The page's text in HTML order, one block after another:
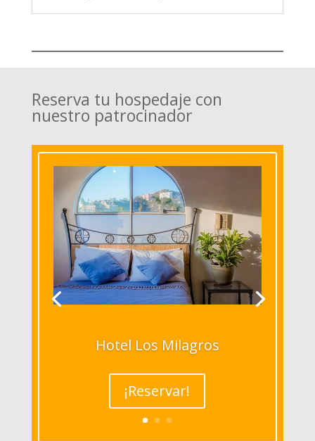
Reserva tu hospedaje con
nuestro patrocinador
Hotel Los Milagros
¡Reservar!